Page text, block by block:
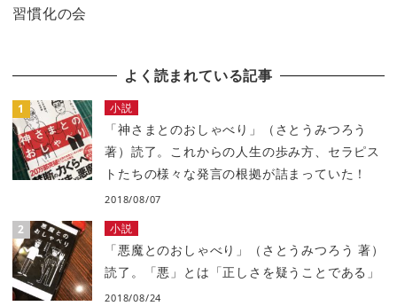
習慣化の会
よく読まれている記事
小説
「神さまとのおしゃべり」（さとうみつろう
著）読了。これからの人生の歩み方、セラピス
トたちの様々な発言の根拠が詰まっていた！
2018/08/07
小説
「悪魔とのおしゃべり」（さとうみつろう 著）
読了。「悪」とは「正しさを疑うことである」
2018/08/24